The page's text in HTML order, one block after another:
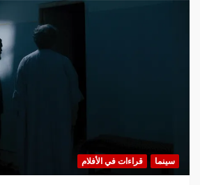
سينما قراءات في الأفلام